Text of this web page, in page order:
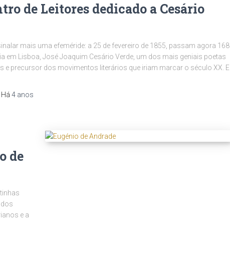
de Leitores dedicado a Cesário
mais uma efeméride: a 25 de fevereiro de 1855, passam agora 168
em Lisboa, José Joaquim Cesário Verde, um dos mais geniais poetas
e precursor dos movimentos literários que iriam marcar o século XX. E
, Há 4 anos
de
e a